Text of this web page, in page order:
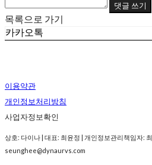
댓글 쓰기
목록으로 가기
카카오톡
이용약관
개인정보처리방침
사업자정보확인
상호: 다이나 | 대표: 최윤정 | 개인정보관리책임자:
seunghee@dynaurvs.com